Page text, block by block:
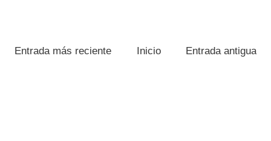
Entrada más reciente Entrada antigua
Inicio